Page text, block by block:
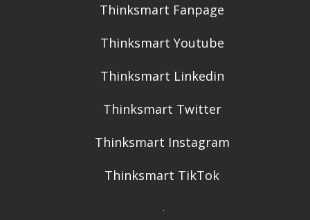
Thinksmart Fanpage
Thinksmart Youtube
Thinksmart Linkedin
Thinksmart Twitter
Thinksmart Instagram
Thinksmart TikTok